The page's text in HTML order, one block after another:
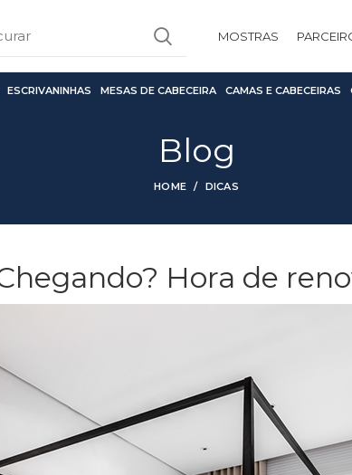
MOSTRAS
ESCRIVANINHAS MESAS DE CABECEIRA CAMAS E CABECEIRAS
Blog
HOME DICAS
Hora de